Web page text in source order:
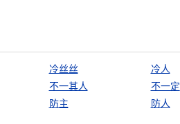
冷丝丝
冷人
不一其人
不一定
防主 防人